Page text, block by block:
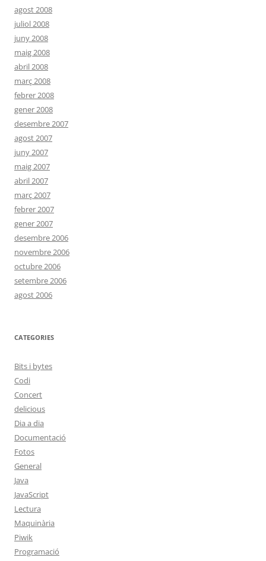
agost 2008
juliol 2008
juny 2008
maig 2008
abril 2008
març 2008
febrer 2008
gener 2008
desembre 2007
agost 2007
juny 2007
maig 2007
abril 2007
març 2007
febrer 2007
gener 2007
desembre 2006
novembre 2006
octubre 2006
setembre 2006
agost 2006
CATEGORIES
Bits i bytes
Codi
Concert
delicious
Dia a dia
Documentació
Fotos
General
Java
JavaScript
Lectura
Maquinària
Piwik
Programació